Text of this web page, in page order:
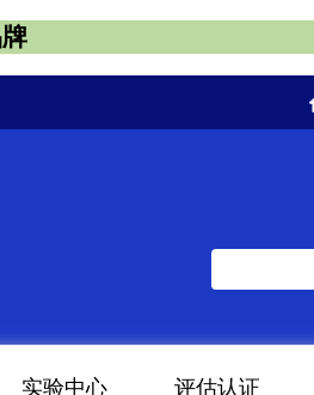
实验中心 评估认证